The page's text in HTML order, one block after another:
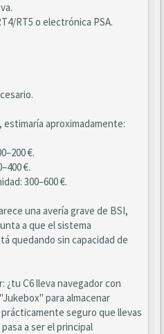
RT5 o electrónica PSA.
aproximadamente:
€.
€.
300–600 €.
una avería grave de BSI,
a que el sistema
quedando sin capacidad de
¿tu C6 lleva navegador con
para almacenar
seguro que llevas
a ser el principal